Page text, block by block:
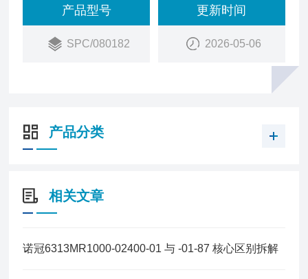
径型号为-10℃至+80℃。
高精度控制：活塞与缸体精密匹配，部分型号配备可
调缓冲设计（如RA/8000系列），减少终端冲击
产品型号
SPC/080182
更新时间
2026-05-06
产品分类
相关文章
诺冠6313MR1000-02400-01 与 -01-87 核心区别拆解